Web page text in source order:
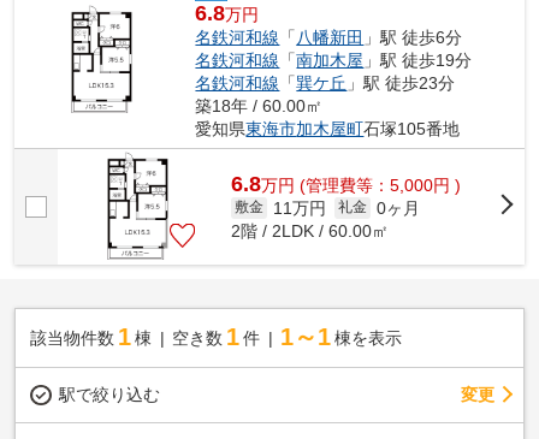
6.8万円
名鉄河和線 「八幡新田 」駅 徒歩6分
名鉄河和線 「南加木屋 」駅 徒歩19分
名鉄河和線 「巽ケ丘 」駅 徒歩23分
築18年 / 60.00㎡
愛知県東海市加木屋町石塚105番地
6.8万円 (管理費等：5,000円 )
敷金 11万円 礼金 0ヶ月
2階 / 2LDK / 60.00㎡
該当物件数 1棟 空き数 1 件 1～1 棟を表示
駅で絞り込む 変更